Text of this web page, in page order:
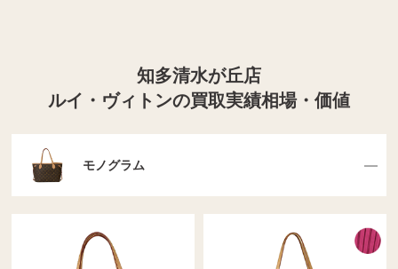
知多清水が丘店
ルイ・ヴィトンの買取実績相場・価値
モノグラム